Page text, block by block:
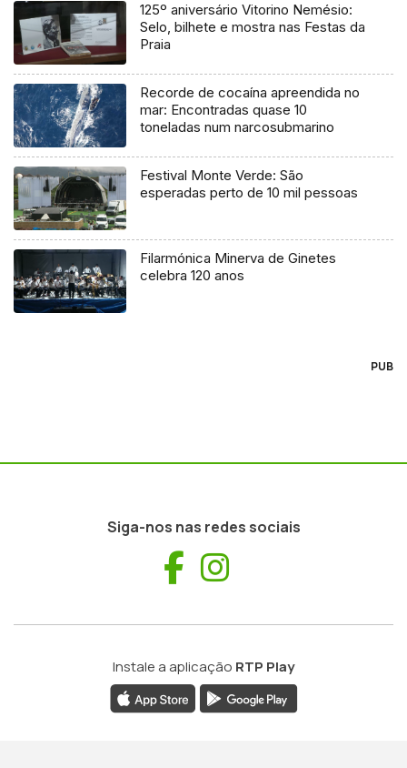
125º aniversário Vitorino Nemésio:
Selo, bilhete e mostra nas Festas da
Praia
Recorde de cocaína apreendida no
mar: Encontradas quase 10
toneladas num narcosubmarino
Festival Monte Verde: São
esperadas perto de 10 mil pessoas
Filarmónica Minerva de Ginetes
celebra 120 anos
PUB
Siga-nos nas redes sociais
Facebook
Instale a aplicação RTP Play